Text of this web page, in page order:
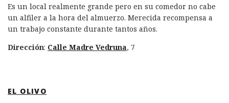
Es un local realmente grande pero en su comedor no cabe
un alfiler a la hora del almuerzo. Merecida recompensa a
un trabajo constante durante tantos años.
Dirección: Calle Madre Vedruna, 7
EL OLIVO